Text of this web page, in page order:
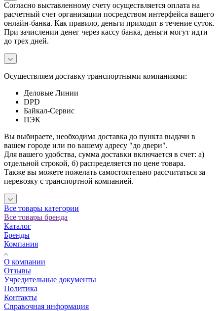
Согласно выставленному счету осуществляется оплата на
расчетный счет организации посредством интерфейса вашего
онлайн-банка. Как правило, деньги приходят в течение суток.
При зачислении денег через кассу банка, деньги могут идти
до трех дней.
Осуществляем доставку транспортными компаниями:
Деловые Линии
DPD
Байкал-Сервис
ПЭК
Вы выбираете, необходима доставка до пункта выдачи в
вашем городе или по вашему адресу "до двери".
Для вашего удобства, сумма доставки включается в счет: а)
отдельной строкой, б) распределяется по цене товара.
Также вы можете пожелать самостоятельно рассчитаться за
перевозку с транспортной компанией.
Все товары категории
Все товары бренда
Каталог
Бренды
Компания
О компании
Отзывы
Учредительные документы
Политика
Контакты
Справочная информация